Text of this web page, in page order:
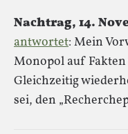
Nachtrag, 14.
antwortet: Mein
Monopol auf
Gleichzeitig
sei, den